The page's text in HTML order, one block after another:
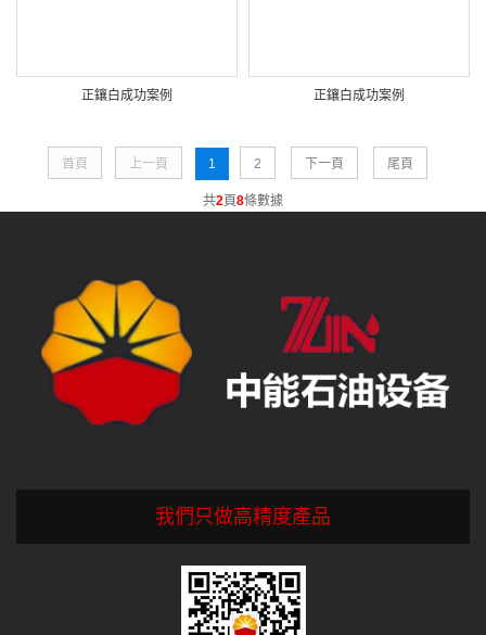
正鑲白成功案例 正鑲白成功案例
首頁 上一頁 1 2 下一頁 尾頁
共2頁8條數據
我們只做高精度產品